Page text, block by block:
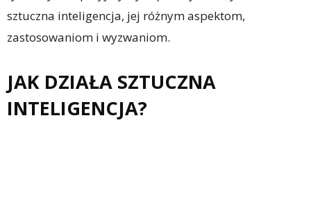
sztuczna inteligencja, jej różnym aspektom,
zastosowaniom i wyzwaniom.
JAK DZIAŁA SZTUCZNA
INTELIGENCJA?